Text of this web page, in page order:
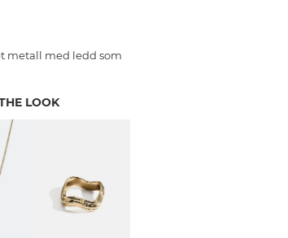
metall med ledd som
LOOK